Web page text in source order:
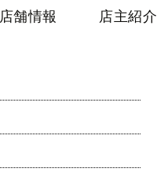
店舗情報 店主紹介